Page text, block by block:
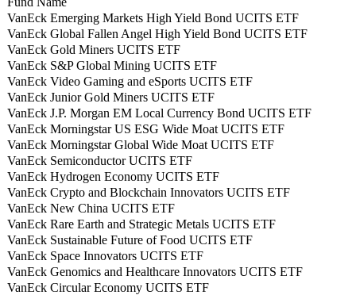
VanEck Emerging Markets High Yield Bond UCITS ETF
VanEck Global Fallen Angel High Yield Bond UCITS ETF
VanEck Gold Miners UCITS ETF
VanEck S&P Global Mining UCITS ETF
VanEck Video Gaming and eSports UCITS ETF
VanEck Junior Gold Miners UCITS ETF
VanEck J.P. Morgan EM Local Currency Bond UCITS ETF
VanEck Morningstar US ESG Wide Moat UCITS ETF
VanEck Morningstar Global Wide Moat UCITS ETF
VanEck Semiconductor UCITS ETF
VanEck Hydrogen Economy UCITS ETF
VanEck Crypto and Blockchain Innovators UCITS ETF
VanEck New China UCITS ETF
VanEck Rare Earth and Strategic Metals UCITS ETF
VanEck Sustainable Future of Food UCITS ETF
VanEck Space Innovators UCITS ETF
VanEck Genomics and Healthcare Innovators UCITS ETF
VanEck Circular Economy UCITS ETF